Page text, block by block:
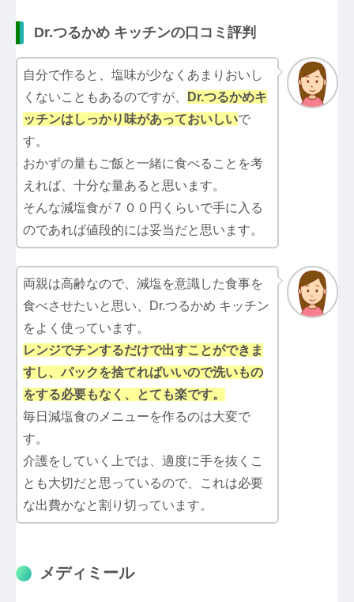
Dr.つるかめ キッチンの口コミ評判
自分で作ると、塩味が少なくあまりおいし
くないこともあるのですが、
Dr.つるかめキ
ッチンはしっかり味があっておいしいで
す。
おかずの量もご飯と一緒に食べることを考
えれば、十分な量あると思います。
そんな減塩食が７００円くらいで手に入る
のであれば値段的には妥当だと思います。
両親は高齢なので、減塩を意識した食事を
食べさせたいと思い、Dr.つるかめ キッチン
をよく使っています。
レンジでチンするだけで出すことができま
すし、パックを捨てればいいので洗いもの
をする必要もなく、とても楽です。
毎日減塩食のメニューを作るのは大変で
す。
介護をしていく上では、適度に手を抜くこ
とも大切だと思っているので、これは必要
な出費かなと割り切っています。
メディミール